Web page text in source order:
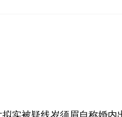
实被疑线岁须眉自称婚内